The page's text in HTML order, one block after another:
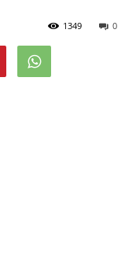
0
1349